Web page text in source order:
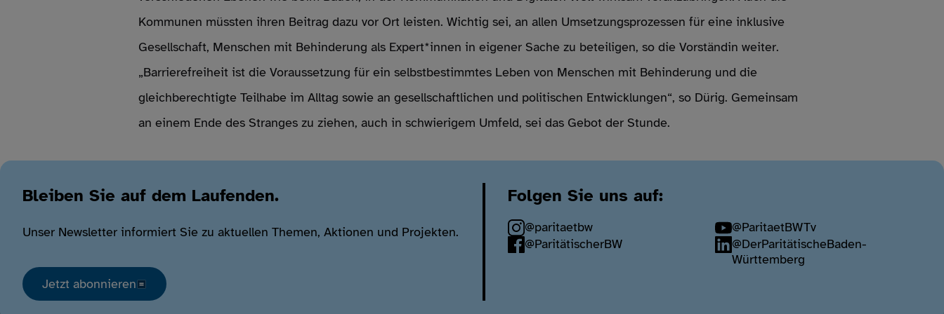
Kommunen müssten ihren Beitrag dazu vor Ort leisten. Wichtig sei, an allen Umsetzungsprozessen für eine inklusive
Gesellschaft, Menschen mit Behinderung als Expert*innen in eigener Sache zu beteiligen, so die Vorständin weiter.
„Barrierefreiheit ist die Voraussetzung für ein selbstbestimmtes Leben von Menschen mit Behinderung und die
gleichberechtigte Teilhabe im Alltag sowie an gesellschaftlichen und politischen Entwicklungen“, so Dürig. Gemeinsam
an einem Ende des Stranges zu ziehen, auch in schwierigem Umfeld, sei das Gebot der Stunde.
Bleiben Sie auf dem Laufenden.
Unser Newsletter informiert Sie zu aktuellen Themen, Aktionen und Projekten.
Jetzt abonnieren
Folgen Sie uns auf:
@paritaetbw
@ParitätischerBW
@ParitaetBWTv
@DerParitätischeBaden-
Württemberg